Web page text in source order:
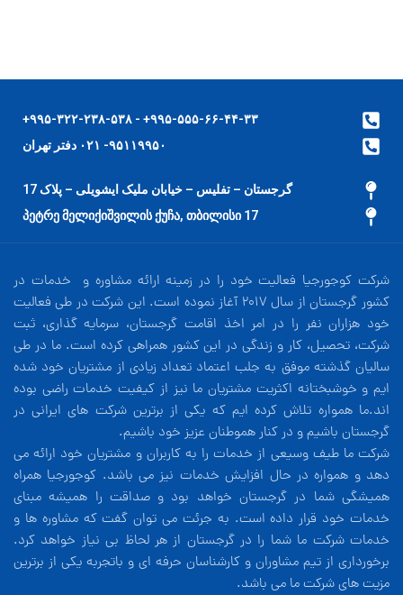
۹۹۵-۵۵۵-۶۶-۴۴-۳۳+ - ۹۹۵-۳۲۲-۲۳۸-۵۳۸+
۹۵۱۱۹۹۵۰- ۰۲۱ دفتر تهران
گرجستان – تفلیس – خیابان ملیک ایشویلی – پلاک 17
17 პეტრე მელიქიშვილის ქუჩა, თბილისი
شرکت کوجورجیا فعالیت خود را در زمینه ارائه مشاوره و خدمات در
کشور گرجستان از سال 2017 آغاز نموده است. این شرکت در طی فعالیت
خود هزاران نفر را در امر اخذ اقامت گرجستان، سرمایه گذاری، ثبت
شرکت، تحصیل، کار و زندگی در این کشور همراهی کرده است. ما در طی
سالیان گذشته موفق به جلب اعتماد تعداد زیادی از مشتریان خود شده
ایم و خوشبختانه اکثریت مشتریان ما نیز از کیفیت خدمات راضی بوده
اند.ما همواره تلاش کرده ایم که یکی از برترین شرکت های ایرانی در
گرجستان باشیم و در کنار هموطنان عزیز خود باشیم.
شرکت ما طیف وسیعی از خدمات را به کاربران و مشتریان خود ارائه می
دهد و همواره در حال افزایش خدمات نیز می باشد. کوجورجیا همراه
همیشگی شما در گرجستان خواهد بود و صداقت را همیشه مبنای
خدمات خود قرار داده است. به جرئت می توان گفت که مشاوره ها و
خدمات شرکت ما شما را در گرجستان از هر لحاظ بی نیاز خواهد کرد.
برخورداری از تیم مشاوران و کارشناسان حرفه ای و باتجربه یکی از برترین
مزیت های شرکت ما می باشد.